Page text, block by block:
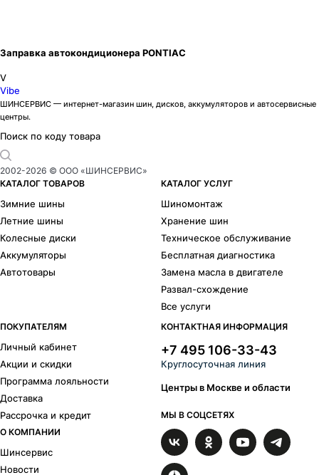
Заправка автокондиционера PONTIAC
V
Vibe
ШИНСЕРВИС — интернет-магазин шин, дисков, аккумуляторов и автосервисные
центры.
Поиск по коду товара
2002-2026 © ООО «ШИНСЕРВИС»
КАТАЛОГ ТОВАРОВ
Зимние шины
Летние шины
Колесные диски
Аккумуляторы
Автотовары
КАТАЛОГ УСЛУГ
Шиномонтаж
Хранение шин
Техническое обслуживание
Бесплатная диагностика
Замена масла в двигателе
Развал-схождение
Все услуги
ПОКУПАТЕЛЯМ
Личный кабинет
Акции и скидки
Программа лояльности
Доставка
Рассрочка и кредит
О КОМПАНИИ
Шинсервис
Новости
КОНТАКТНАЯ ИНФОРМАЦИЯ
+7 495 106-33-43
Круглосуточная линия
Центры в Москве и области
МЫ В СОЦСЕТЯХ